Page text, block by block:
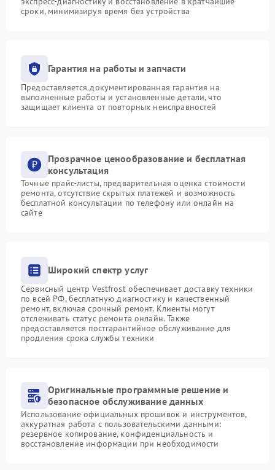
сроки, минимизируя время без устройства
Гарантия на работы и запчасти
Предоставляется документированная гарантия на
выполненные работы и установленные детали, что
защищает клиента от повторных неисправностей
Прозрачное ценообразование и бесплатная
консультация
Точные прайс-листы, предварительная оценка стоимости
ремонта, отсутствие скрытых платежей и возможность
бесплатной консультации по телефону или онлайн на
сайте
Широкий спектр услуг
Сервисный центр Vestfrost обеспечивает доставку техники
по всей РФ, бесплатную диагностику и качественный
ремонт, включая срочный ремонт. Клиенты могут
отслеживать статус ремонта онлайн. Также
предоставляется постгарантийное обслуживание для
продления срока службы техники
Оригинальные программные решение и
безопасное обслуживание данных
Использование официальных прошивок и инструментов,
аккуратная работа с пользовательскими данными:
резервное копирование, конфиденциальность и
восстановление информации при необходимости